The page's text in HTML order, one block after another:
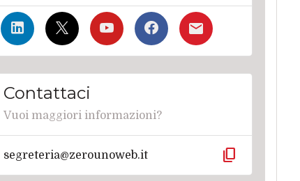
Contattaci
Vuoi maggiori informazioni?
segreteria@zerounoweb.it content_copy